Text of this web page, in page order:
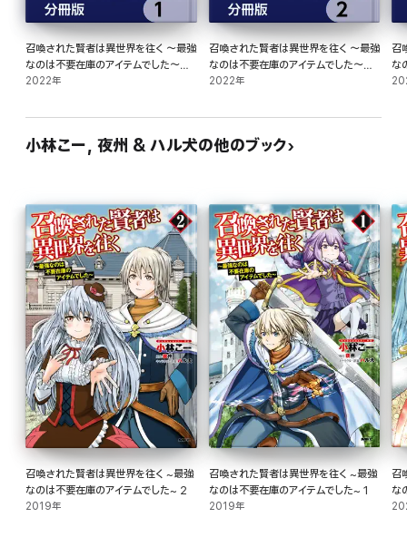
召喚された賢者は異世界を往く ～最強
なのは不要在庫のアイテムでした～
【分冊版】 1
2022年
召喚された賢者は異世界を往く ～最強
なのは不要在庫のアイテムでした～
【分冊版】 2
2022年
召
な
【
小林こー, 夜州 & ハル犬の他のブック
召喚された賢者は異世界を往く ~最強
なのは不要在庫のアイテムでした~ 2
2019年
召喚された賢者は異世界を往く ~最強
なのは不要在庫のアイテムでした~ 1
2019年
召
な